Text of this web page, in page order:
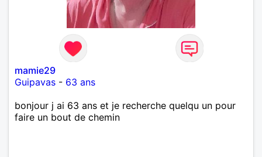
mamie29
Guipavas - 63 ans
bonjour j ai 63 ans et je recherche quelqu un pour
faire un bout de chemin